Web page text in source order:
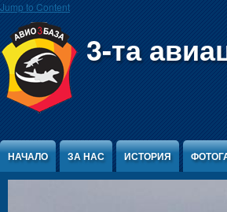
Jump to Content
3-та
НАЧАЛО ЗА НАС ИСТОРИЯ